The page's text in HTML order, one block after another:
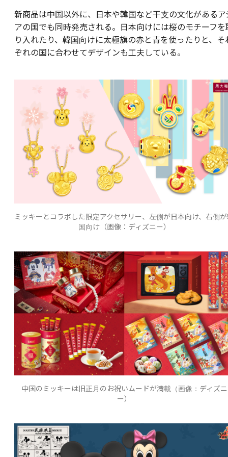
新商品は中国以外に、日本や韓国など干支の文化があるア
アの国でも同時発売される。日本向けには桜のモチーフを
り入れたり、韓国向けに太極旗の赤と青を使ったりと、そ
ぞれの国に合わせてデザインも工夫している。
ミッキーとコラボした限定アクセサリー、左側が日本向け、右側
国向け（画像：ディズニー）
中国のミッキーは旧正月のお祝いムードが満載（画像：ディズニ
ー）